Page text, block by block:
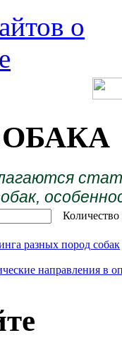
разных пород собак
направления в